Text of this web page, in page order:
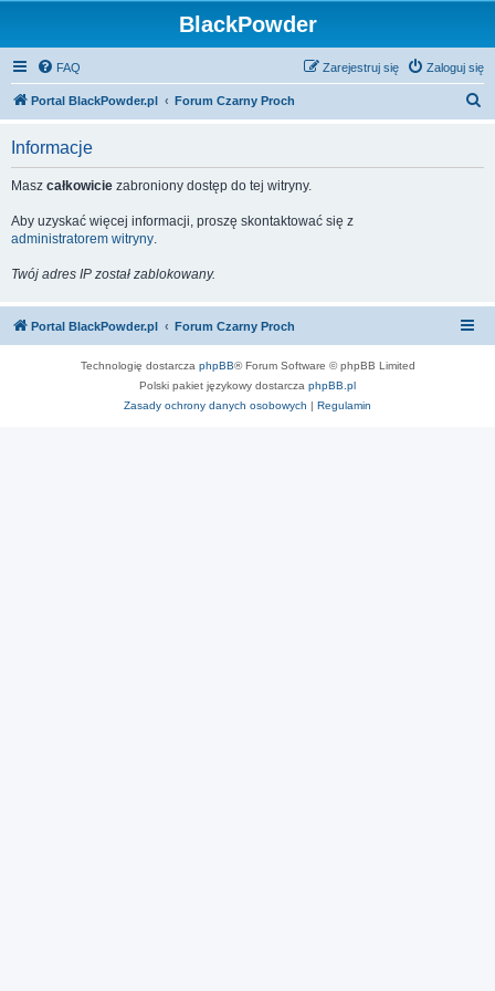
BlackPowder
FAQ Zaloguj się
Zarejestruj się
Portal BlackPowder.pl Forum Czarny Proch
Informacje
Masz całkowicie zabroniony dostęp do tej witryny.
Aby uzyskać więcej informacji, proszę skontaktować się z
administratorem witryny.
Twój adres IP został zablokowany.
Portal BlackPowder.pl Forum Czarny Proch
Technologię dostarcza phpBB® Forum Software © phpBB Limited
Polski pakiet językowy dostarcza phpBB.pl
Zasady ochrony danych osobowych | Regulamin